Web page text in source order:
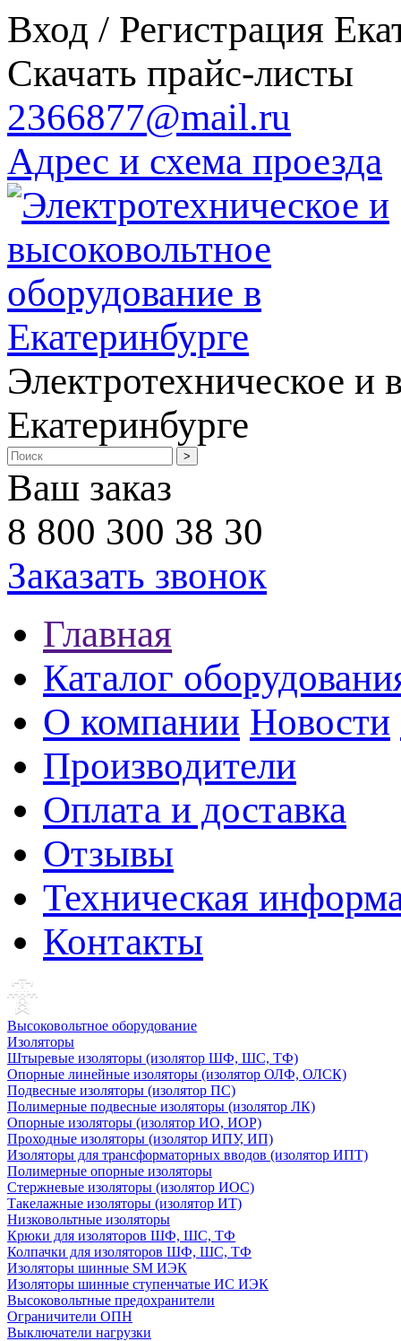
Вход / Регистрация
Скачать прайс-листы
2366877@mail.ru
Адрес и схема проезда
Электротехническое и
Екатеринбурге
Ваш заказ
8 800 300 38 30
Заказать звонок
Главная
Каталог
О компании Новости
Производители
Оплата и доставка
Отзывы
Техническая
Контакты
Высоковольтное оборудование
Изоляторы
Штыревые изоляторы (изолятор ШФ, ШС, ТФ)
Опорные линейные изоляторы (изолятор ОЛФ, ОЛСК)
Подвесные изоляторы (изолятор ПС)
Полимерные подвесные изоляторы (изолятор ЛК)
Опорные изоляторы (изолятор ИО, ИОР)
Проходные изоляторы (изолятор ИПУ, ИП)
Изоляторы для трансформаторных вводов (изолятор ИПТ)
Полимерные опорные изоляторы
Стержневые изоляторы (изолятор ИОС)
Такелажные изоляторы (изолятор ИТ)
Низковольтные изоляторы
Крюки для изоляторов ШФ, ШС, ТФ
Колпачки для изоляторов ШФ, ШС, ТФ
Изоляторы шинные SM ИЭК
Изоляторы шинные ступенчатые ИС ИЭК
Высоковольтные предохранители
Ограничители ОПН
Выключатели нагрузки